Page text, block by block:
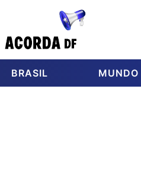
BRASIL MUNDO